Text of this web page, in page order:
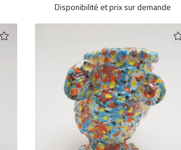
Disponibilité et prix sur demande